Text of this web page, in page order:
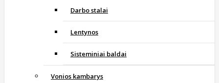
Darbo stalai
Lentynos
Sisteminiai baldai
Vonios kambarys